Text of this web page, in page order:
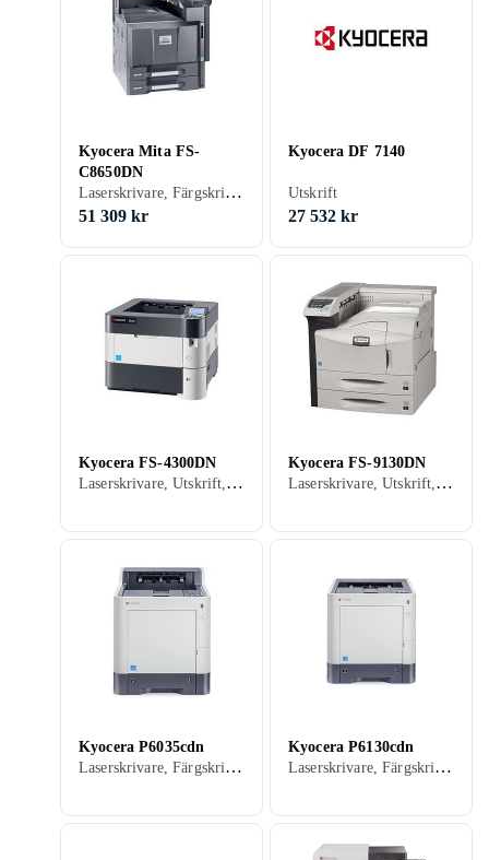
Kyocera Mita FS-
C8650DN
Laserskrivare, Färgskrivare, Utskrift, USB, RJ-45 (Ethernet), Minneskortsläsare, Pekskärm
51 309 kr
Kyocera DF 7140
Utskrift
27 532 kr
Kyocera FS-4300DN
Laserskrivare, Utskrift, USB, RJ-45 (Ethernet), Minneskortsläsare
Kyocera FS-9130DN
Laserskrivare, Utskrift, USB, RJ-45 (Ethernet), Parallellport, Minneskortsläsare
Kyocera P6035cdn
Laserskrivare, Färgskrivare, Utskrift, USB, RJ-45 (Ethernet), Wi-Fi
Kyocera P6130cdn
Laserskrivare, Färgskrivare, Utskrift, USB, RJ-45 (Ethernet), Wi-Fi